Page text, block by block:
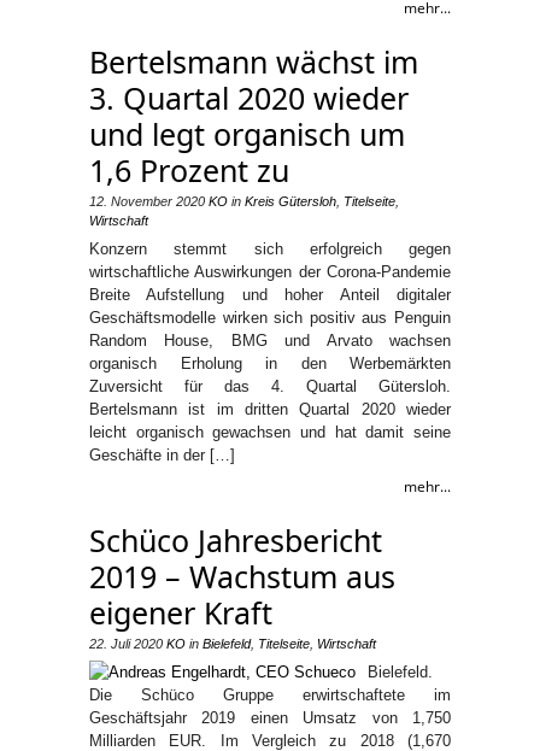
mehr...
Bertelsmann wächst im
3. Quartal 2020 wieder
und legt organisch um
1,6 Prozent zu
12. November 2020 KO in Kreis Gütersloh Titelseite
Wirtschaft
Konzern stemmt sich erfolgreich gegen
wirtschaftliche Auswirkungen der Corona-Pandemie
Breite Aufstellung und hoher Anteil digitaler
Geschäftsmodelle wirken sich positiv aus Penguin
Random House, BMG und Arvato wachsen
organisch Erholung in den Werbemärkten
Zuversicht für das 4. Quartal Gütersloh.
Bertelsmann ist im dritten Quartal 2020 wieder
leicht organisch gewachsen und hat damit seine
Geschäfte in der […]
mehr...
Schüco Jahresbericht
2019 – Wachstum aus
eigener Kraft
22. Juli 2020 KO in Bielefeld, Titelseite Wirtschaft
Bielefeld.
Die Schüco Gruppe erwirtschaftete im
Geschäftsjahr 2019 einen Umsatz von 1,750
Milliarden EUR. Im Vergleich zu 2018 (1,670